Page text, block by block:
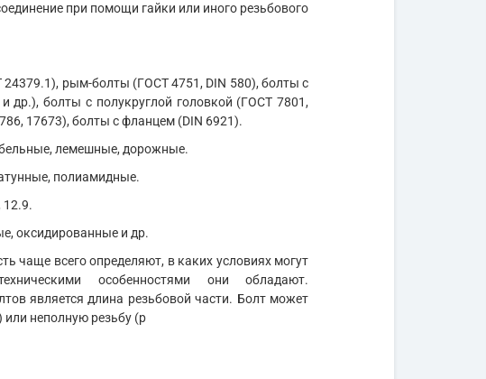
при помощи гайки или иного резьбового
рым-болты (ГОСТ 4751, DIN 580), болты с
др.), болты с полукруглой головкой (ГОСТ 7801,
17673), болты с фланцем (DIN 6921).
лемешные, дорожные.
полиамидные.
12.9.
оксидированные и др.
чаще всего определяют, в каких условиях могут
особенностями они обладают.
является длина резьбовой части. Болт может
или неполную резьбу (р